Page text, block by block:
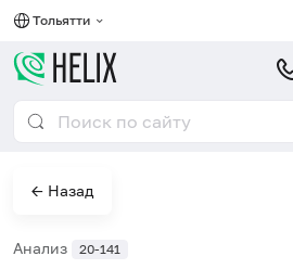
Тольятти
← Назад
Анализ 20-141